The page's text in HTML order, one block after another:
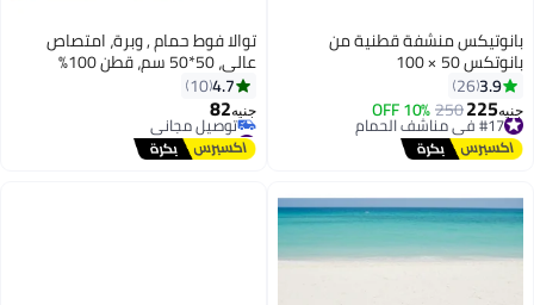
بانوتيكس منشفة قطنية من
بانوتكس 50 × 100
3.9
26
جنيه225
250
10% OFF #17 في مناشف الحمام
توصيل مجاني
#17 في مناشف الحمام
توالا فوط حمام , وبرة، امتصاص
عالي، 50*50 سم، قطن 100%
،عملية وسهلة التنظيف.
4.7
10
جنيه82
#18 في مناشف الحمام
أقل سعر في 7 يوم
توصيل مجاني